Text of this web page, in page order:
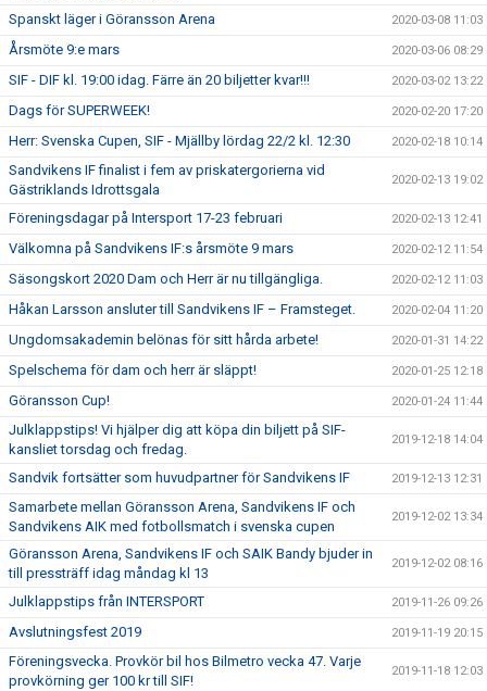
Spanskt läger i Göransson Arena 2020-03-08 11:03
Årsmöte 9:e mars 2020-03-06 08:29
SIF - DIF kl. 19:00 idag. Färre än 20 biljetter kvar!!! 2020-03-02 13:22
Dags för SUPERWEEK! 2020-02-20 17:20
Herr: Svenska Cupen, SIF - Mjällby lördag 22/2 kl. 12:30 2020-02-18 10:14
Sandvikens IF finalist i fem av priskatergorierna vid
Gästriklands Idrottsgala
2020-02-13 19:02
Föreningsdagar på Intersport 17-23 februari 2020-02-13 12:41
Välkomna på Sandvikens IF:s årsmöte 9 mars 2020-02-12 11:54
Säsongskort 2020 Dam och Herr är nu tillgängliga. 2020-02-12 11:03
Håkan Larsson ansluter till Sandvikens IF – Framsteget. 2020-02-04 11:20
Ungdomsakademin belönas för sitt hårda arbete! 2020-01-31 14:22
Spelschema för dam och herr är släppt! 2020-01-25 12:18
Göransson Cup! 2020-01-24 11:44
Julklappstips! Vi hjälper dig att köpa din biljett på SIF-
kansliet torsdag och fredag.
2019-12-18 14:04
Sandvik fortsätter som huvudpartner för Sandvikens IF 2019-12-13 12:31
Samarbete mellan Göransson Arena, Sandvikens IF och
Sandvikens AIK med fotbollsmatch i svenska cupen
2019-12-02 13:34
Göransson Arena, Sandvikens IF och SAIK Bandy bjuder in
till pressträff idag måndag kl 13
2019-12-02 08:16
Julklappstips från INTERSPORT 2019-11-26 09:26
Avslutningsfest 2019 2019-11-19 20:15
Föreningsvecka. Provkör bil hos Bilmetro vecka 47. Varje
provkörning ger 100 kr till SIF!
2019-11-18 12:03